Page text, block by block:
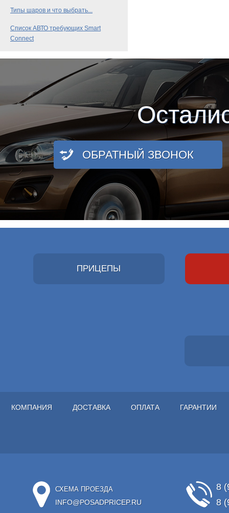
Типы шаров и что выбрать...
Список АВТО требующих Smart
Connect
ОБРАТНЫЙ ЗВОНОК
ПРИЦЕПЫ
КОМПАНИЯ ДОСТАВКА ОПЛАТА ГАРАНТИИ
СХЕМА ПРОЕЗДА
INFO@POSADPRICEP.RU
8
8